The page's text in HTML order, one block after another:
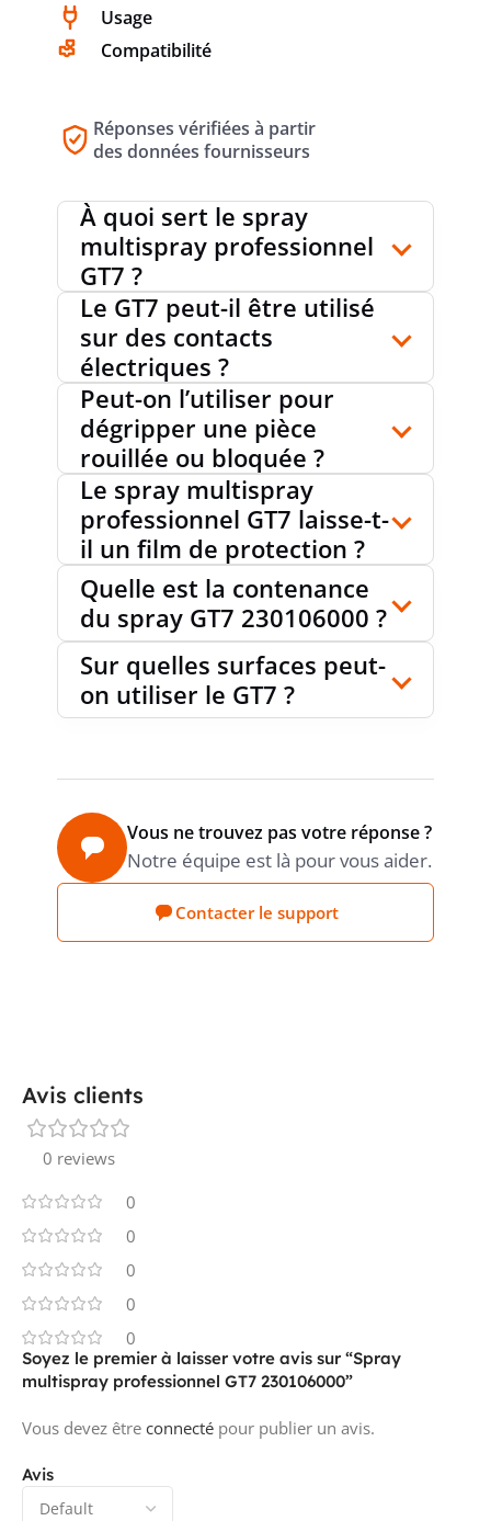
Usage
Compatibilité
Réponses vérifiées à partir
des données fournisseurs
À quoi sert le spray
multispray professionnel
GT7 ?
Le GT7 peut-il être utilisé
sur des contacts
électriques ?
Peut-on l’utiliser pour
dégripper une pièce
rouillée ou bloquée ?
Le spray multispray
professionnel GT7 laisse-t-
il un film de protection ?
Quelle est la contenance
du spray GT7 230106000 ?
Sur quelles surfaces peut-
on utiliser le GT7 ?
Vous ne trouvez pas votre réponse ?
Notre équipe est là pour vous aider.
Contacter le support
Avis clients
0 reviews
0
0
0
0
0
Avis
Soyez le premier à laisser votre avis sur “Spray
multispray professionnel GT7 230106000”
Vous devez être connecté pour publier un avis.